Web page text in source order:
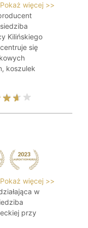
Pokaż więcej >>
Kilińskiego
się
koszulek
Pokaż więcej >>
w
przy